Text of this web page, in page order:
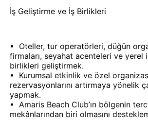
İş Geliştirme ve İş Birlikleri
•⁠ ⁠Oteller, tur operatörleri, düğün
firmaları, seyahat acenteleri ve yerel
birlikleri geliştirmek.
•⁠ ⁠Kurumsal etkinlik ve özel
rezervasyonlarını artırmaya yönelik
yapmak.
•⁠ ⁠Amaris Beach Club’ın bölgenin
mekânlarından biri olmasını